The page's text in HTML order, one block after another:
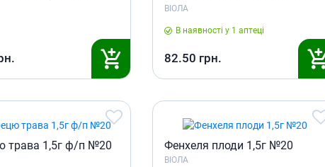
Лікування алергії
Сечостатева система і статеві
гормони
Ліки для нирок
ерекції
Урологічні препарати
Гінекологічні препарати
ВІОЛА
В наявності у 1 аптеці
82.50 грн.
трава 1,5г ф/п №20 Фенхеля плоди 1,5г №20
ВІОЛА